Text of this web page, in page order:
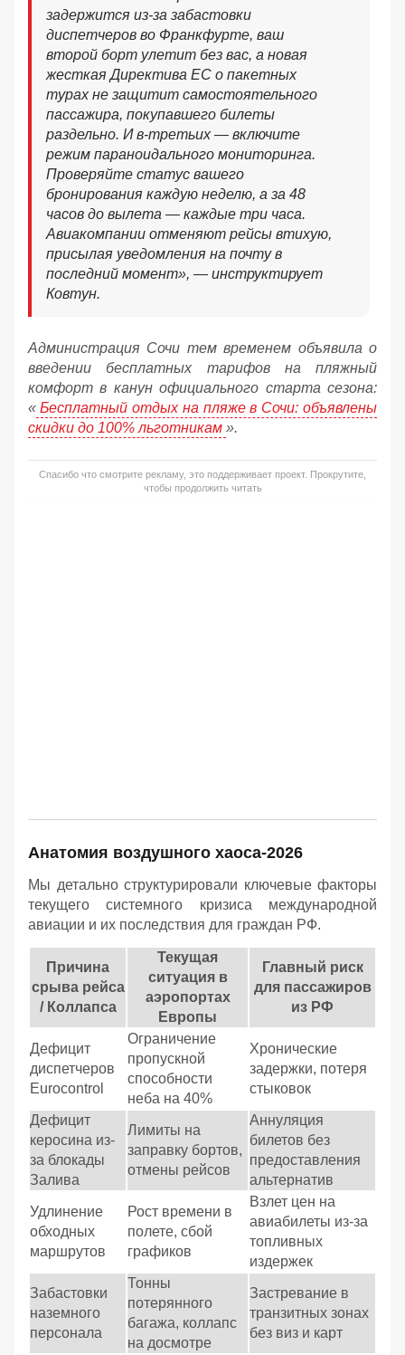
задержится из-за забастовки
диспетчеров во Франкфурте, ваш
второй борт улетит без вас, а новая
жесткая Директива ЕС о пакетных
турах не защитит самостоятельного
пассажира, покупавшего билеты
раздельно. И в-третьих — включите
режим параноидального мониторинга.
Проверяйте статус вашего
бронирования каждую неделю, а за 48
часов до вылета — каждые три часа.
Авиакомпании отменяют рейсы втихую,
присылая уведомления на почту в
последний момент», — инструктирует
Ковтун.
Администрация Сочи тем временем объявила о
введении бесплатных тарифов на пляжный
комфорт в канун официального старта сезона:
« Бесплатный отдых на пляже в Сочи: объявлены
скидки до 100% льготникам ».
Спасибо что смотрите рекламу, это поддерживает проект. Прокрутите,
чтобы продолжить читать
Анатомия воздушного хаоса-2026
Мы детально структурировали ключевые факторы
текущего системного кризиса международной
авиации и их последствия для граждан РФ.
Причина
срыва рейса
/ Коллапса
Текущая
ситуация в
аэропортах
Европы
Главный риск
для пассажиров
из РФ
Дефицит
диспетчеров
Eurocontrol
Ограничение
пропускной
способности
неба на 40%
Хронические
задержки, потеря
стыковок
Дефицит
керосина из-
за блокады
Залива
Лимиты на
заправку бортов,
отмены рейсов
Аннуляция
билетов без
предоставления
альтернатив
Удлинение
обходных
маршрутов
Рост времени в
полете, сбой
графиков
Взлет цен на
авиабилеты из-за
топливных
издержек
Забастовки
наземного
персонала
Тонны
потерянного
багажа, коллапс
на досмотре
Застревание в
транзитных зонах
без виз и карт